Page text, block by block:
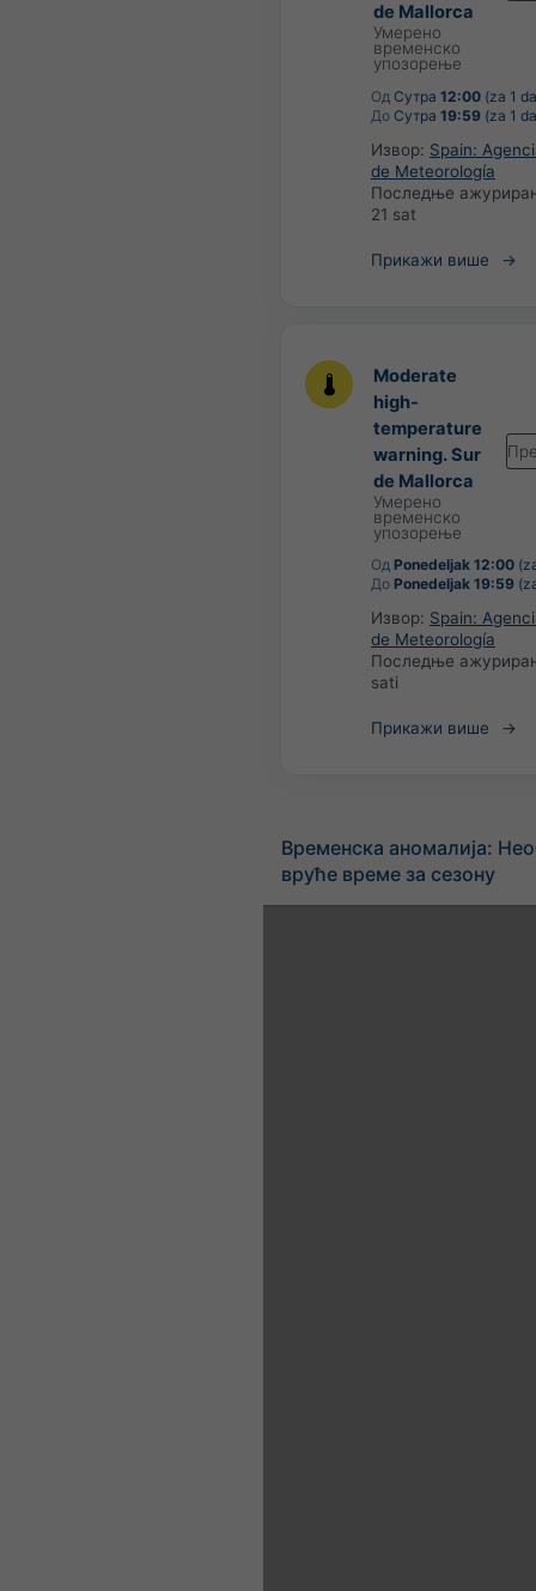
de Mallorca
Умерено
временско
упозорење
Од Сутра 12:00 (za 1
До Сутра 19:59 (za 1
Извор: Spain:
de Meteorología
Последње
21 sat
Прикажи више
Moderate
high-
temperature
warning. Sur
de Mallorca
Умерено
временско
упозорење
Од Ponedeljak 12:00
До Ponedeljak 19:59
Извор: Spain:
de Meteorología
Последње
sati
Прикажи више
Временска аномалија:
вруће време за сезону